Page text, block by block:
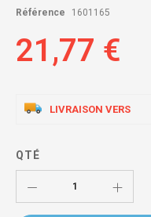
images
Référence
1601165
21,77 €
LIVRAISON VERS
QTÉ